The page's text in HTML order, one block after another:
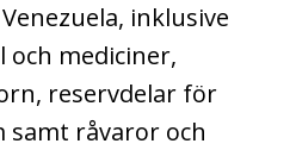
inklusive
och mediciner,
reservdelar för
samt råvaror och